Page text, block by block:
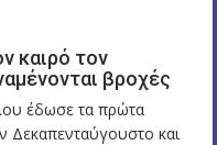
καιρό τον
βροχές
έδωσε τα πρώτα
Δεκαπενταύγουστο και